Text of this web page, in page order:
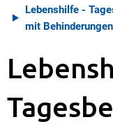
Lebenshilfe -
mit Behinderungen